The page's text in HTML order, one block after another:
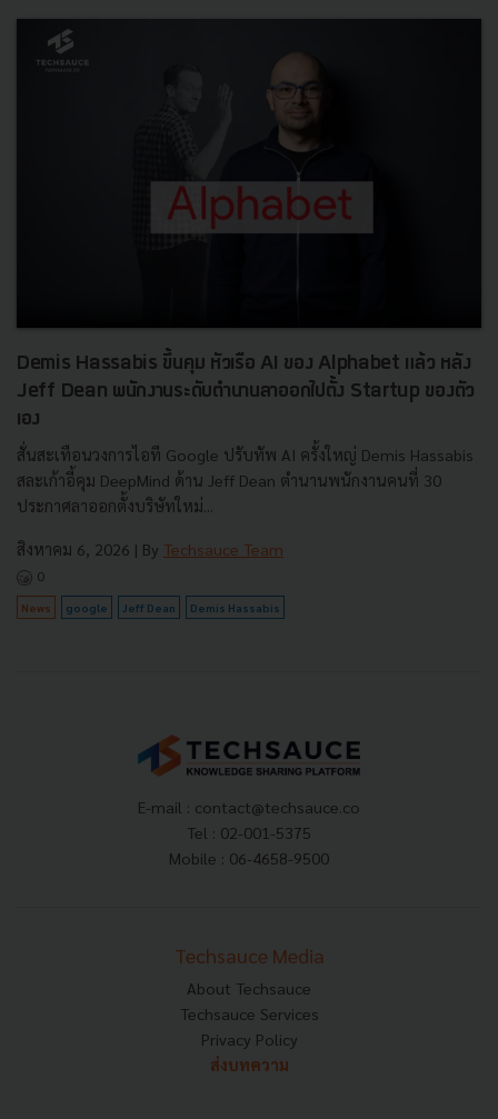
Demis Hassabis ขึ้นคุม หัวเรือ AI ของ Alphabet แล้ว หลัง
Jeff Dean พนักงานระดับตำนานลาออกไปตั้ง Startup ของตัว
เอง
สั่นสะเทือนวงการไอที Google ปรับทัพ AI ครั้งใหญ่ Demis Hassabis
สละเก้าอี้คุม DeepMind ด้าน Jeff Dean ตำนานพนักงานคนที่ 30
ประกาศลาออกตั้งบริษัทใหม่...
สิงหาคม 6, 2026 | By Techsauce Team
0
News google Jeff Dean Demis Hassabis
E-mail : contact@techsauce.co
Tel : 02-001-5375
Mobile : 06-4658-9500
Techsauce Media
About Techsauce
Techsauce Services
Privacy Policy
ส่งบทความ